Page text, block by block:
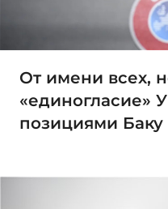
От имени всех,
«единогласие»
позициями Баку